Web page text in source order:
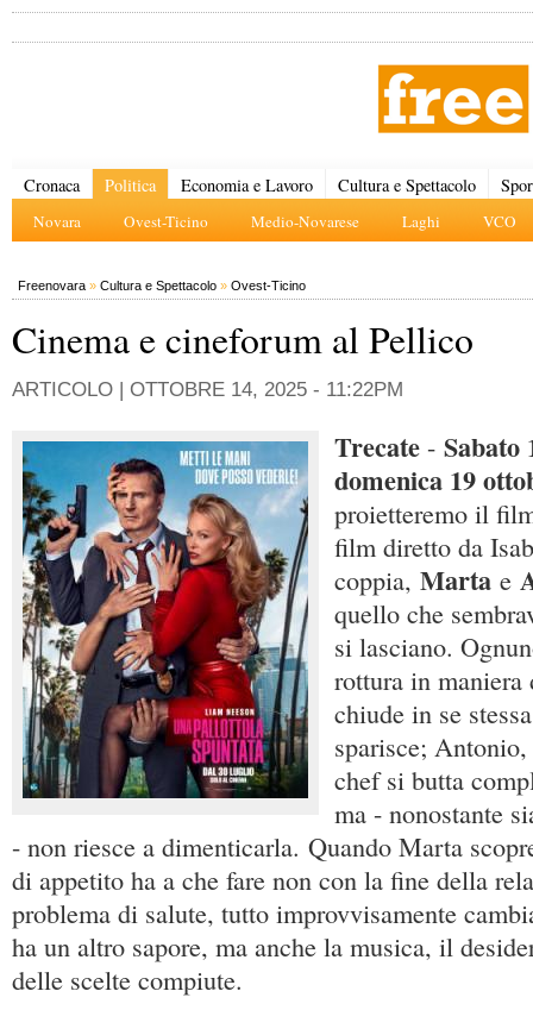
Cronaca Politica
Novara Ovest-Ticino Medio-Novarese Laghi VCO
Economia e Lavoro Cultura e Spettacolo
Freenovara » Cultura e Spettacolo » Ovest-Ticino
Cinema e cineforum al Pellico
ARTICOLO | OTTOBRE 14, 2025 - 11:22PM
Trecate - Sabato
domenica 19
proietteremo il
film diretto da
coppia, Marta e
quello che
si lasciano.
rottura in
chiude in se
sparisce;
chef si butta
ma - nonostante
- non riesce a dimenticarla. Quando Marta
di appetito ha a che fare non con la fine della
problema di salute, tutto improvvisamente
ha un altro sapore, ma anche la musica, il
delle scelte compiute.